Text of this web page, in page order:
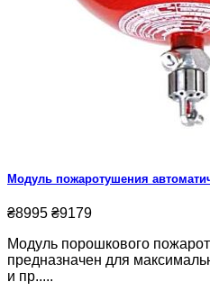
Модуль пожаротушения
₴8995 ₴9179
Модуль порошкового
предназначен для
и пр.....